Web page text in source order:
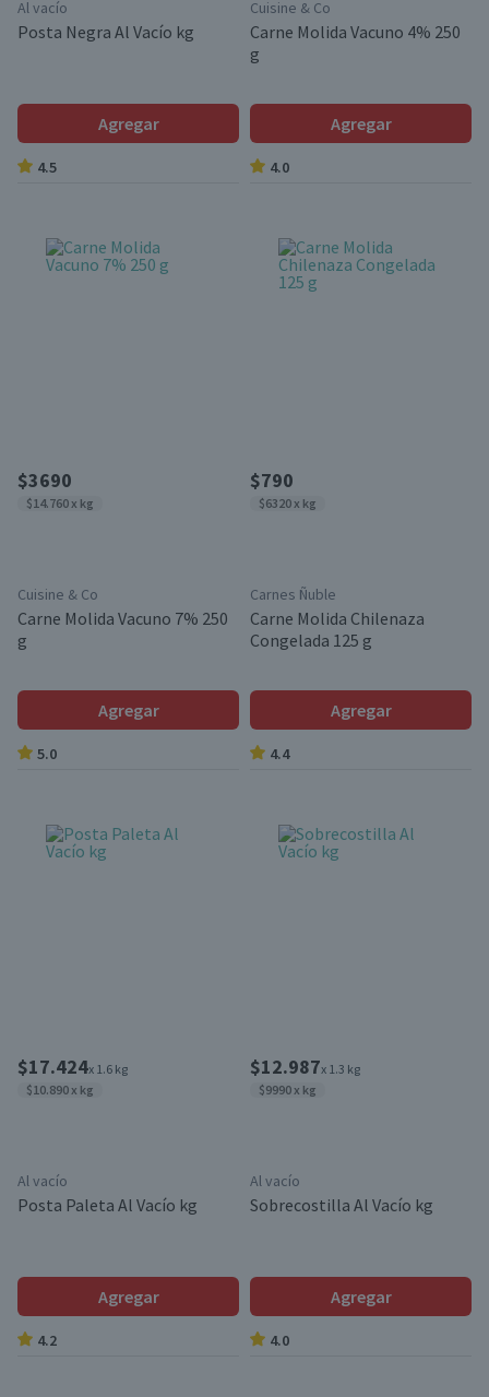
Al vacío
Posta Negra Al Vacío kg
Agregar
4.5
Cuisine & Co
Carne Molida Vacuno 4% 250
g
Agregar
4.0
$3690
$14.760 x kg
Cuisine & Co
Carne Molida Vacuno 7% 250
g
Agregar
5.0
$790
$6320 x kg
Carnes Ñuble
Carne Molida Chilenaza
Congelada 125 g
Agregar
4.4
$17.424x 1.6 kg
$10.890 x kg
Al vacío
Posta Paleta Al Vacío kg
Agregar
4.2
$12.987x 1.3 kg
$9990 x kg
Al vacío
Sobrecostilla Al Vacío kg
Agregar
4.0